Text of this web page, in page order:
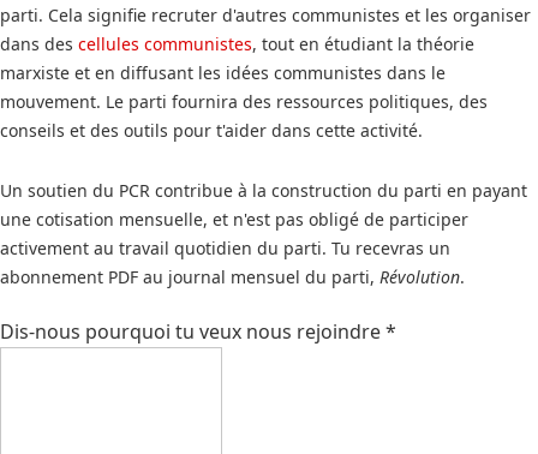
parti. Cela signifie recruter d'autres communistes et les organiser
dans des cellules communistes, tout en étudiant la théorie
marxiste et en diffusant les idées communistes dans le
mouvement. Le parti fournira des ressources politiques, des
conseils et des outils pour t'aider dans cette activité.
Un soutien du PCR contribue à la construction du parti en payant
une cotisation mensuelle, et n'est pas obligé de participer
activement au travail quotidien du parti. Tu recevras un
abonnement PDF au journal mensuel du parti, Révolution.
Dis-nous pourquoi tu veux nous rejoindre*